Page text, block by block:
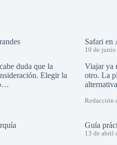
duda que la
Elegir la
Safari en
10 de junio
Viajar ya
otro. La
Redacción
Guía
13 de abril